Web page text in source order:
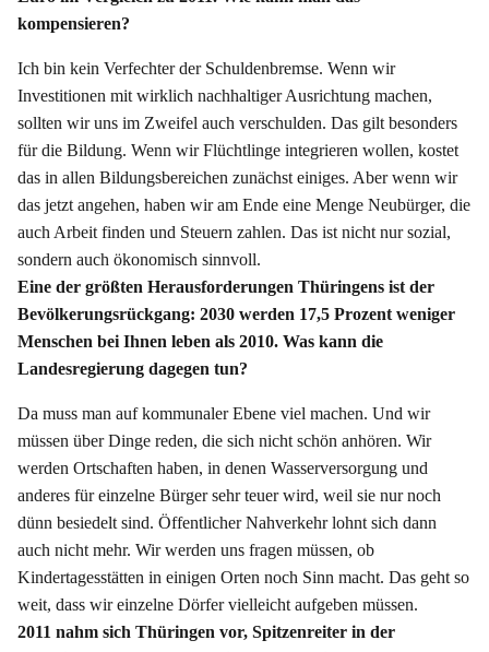
kompensieren?
Ich bin kein Verfechter der Schuldenbremse. Wenn wir
Investitionen mit wirklich nachhaltiger Ausrichtung machen,
sollten wir uns im Zweifel auch verschulden. Das gilt besonders
für die Bildung. Wenn wir Flüchtlinge integrieren wollen, kostet
das in allen Bildungsbereichen zunächst einiges. Aber wenn wir
das jetzt angehen, haben wir am Ende eine Menge Neubürger, die
auch Arbeit finden und Steuern zahlen. Das ist nicht nur sozial,
sondern auch ökonomisch sinnvoll.
Eine der größten Herausforderungen Thüringens ist der
Bevölkerungsrückgang: 2030 werden 17,5 Prozent weniger
Menschen bei Ihnen leben als 2010. Was kann die
Landesregierung dagegen tun?
Da muss man auf kommunaler Ebene viel machen. Und wir
müssen über Dinge reden, die sich nicht schön anhören. Wir
werden Ortschaften haben, in denen Wasserversorgung und
anderes für einzelne Bürger sehr teuer wird, weil sie nur noch
dünn besiedelt sind. Öffentlicher Nahverkehr lohnt sich dann
auch nicht mehr. Wir werden uns fragen müssen, ob
Kindertagesstätten in einigen Orten noch Sinn macht. Das geht so
weit, dass wir einzelne Dörfer vielleicht aufgeben müssen.
2011 nahm sich Thüringen vor, Spitzenreiter in der